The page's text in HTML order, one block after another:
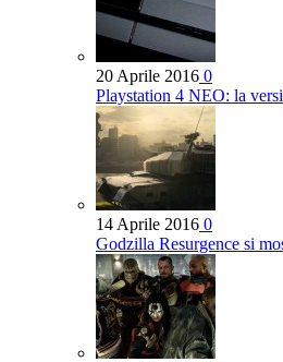
20 Aprile 2016 0
Playstation 4 NEO: la
14 Aprile 2016 0
Godzilla Resurgence si